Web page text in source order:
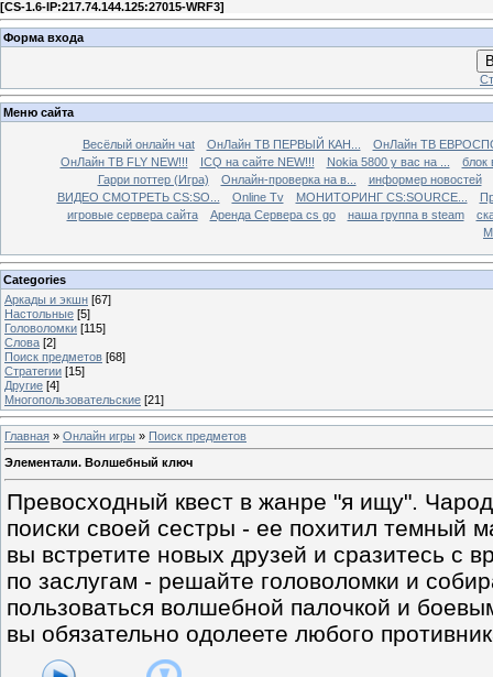
[CS-1.6-IP:217.74.144.125:27015-WRF3]
Форма входа
Меню сайта
Весёлый онлайн чаt ОнЛайн ТВ ПЕРВЫЙ КАН...
ОнЛайн ТВ
ОнЛайн ТВ FLY NEW!!!
ICQ на сайте NEW!!! Nokia 5800 у вас на ...
блок
Гарри поттер (Игра)
Онлайн-проверка на в...
информер новостей
ВИДЕО СМОТРЕТЬ CS:SO...
Online Tv МОНИТОРИНГ CS:SOURCE...
игровые сервера сайта
Аренда Сервера cs go наша группа в steam
Categories
Аркады и экшн [67]
Настольные [5]
Головоломки [115]
Слова [2]
Поиск предметов [68]
Стратегии [15]
Другие [4]
Многопользовательские [21]
Главная » Онлайн игры » Поиск предметов
Элементали. Волшебный ключ
Превосходный квест в жанре "я ищу".
поиски своей сестры - ее похитил темный
вы встретите новых друзей и сразитесь с
по заслугам - решайте головоломки и
пользоваться волшебной палочкой и
вы обязательно одолеете любого